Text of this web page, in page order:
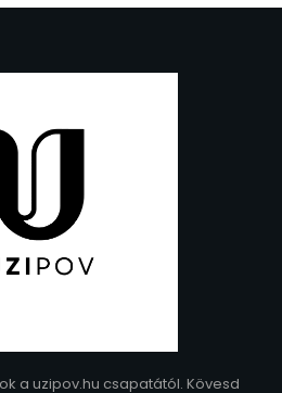
a uzipov.hu csapatától. Kövesd